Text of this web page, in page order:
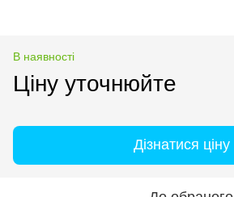
В наявності
Ціну уточнюйте
Дізнатися ціну